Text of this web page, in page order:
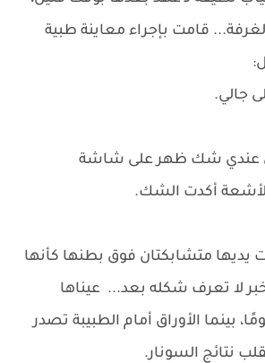
قامت بإجراء معاينة طبية
جالي.
فى عندي شك ظهر على شاشة
الأشعة أكدت الشك.
متشابكتان فوق بطنها كأنها
لا تعرف شكله بعد... عيناها
بينما الأوراق أمام الطبيبة تصدر
نتائج السونار.